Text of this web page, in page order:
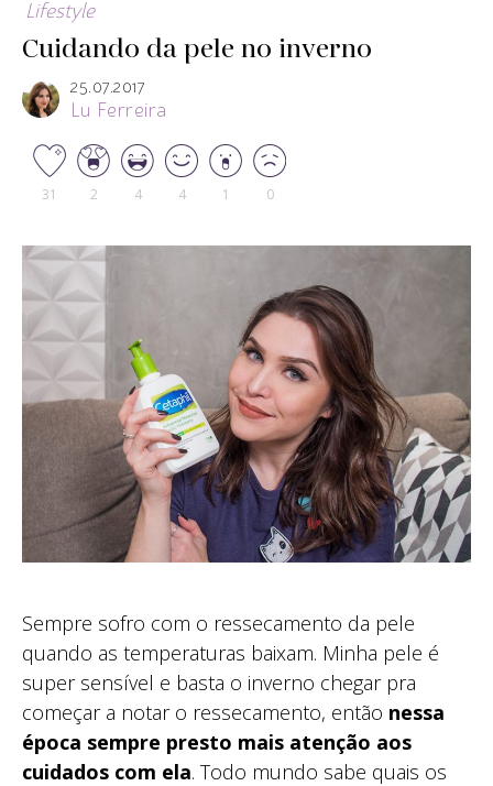
Lifestyle
Cuidando da pele no inverno
25.07.2017
Lu Ferreira
31 2 4 4 1 0
Sempre sofro com o ressecamento da pele
quando as temperaturas baixam. Minha pele é
super sensível e basta o inverno chegar pra
começar a notar o ressecamento, então nessa
época sempre presto mais atenção aos
cuidados com ela. Todo mundo sabe quais os